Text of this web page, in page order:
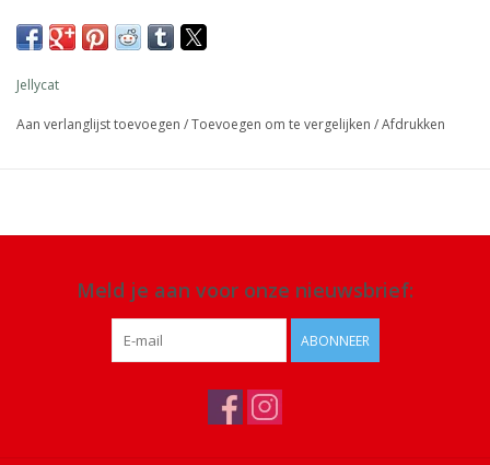
Afmeting: 36 x 24 x 8 cm
Materiaal: polyester, katoen
Details: alleen spons schoon, niet in de droger of chemisch
Jellycat
Aan verlanglijst toevoegen /Toevoegen om te vergelijken /Afdrukken
Meld je aan voor onze nieuwsbrief:
ABONNEER